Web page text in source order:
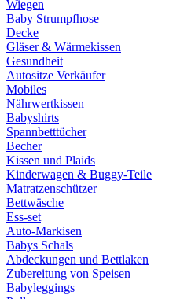
Wiegen
Baby Strumpfhose
Decke
Gläser & Wärmekissen
Gesundheit
Autositze Verkäufer
Mobiles
Nährwertkissen
Babyshirts
Spannbetttücher
Becher
Kissen und Plaids
Kinderwagen & Buggy-Teile
Matratzenschützer
Bettwäsche
Ess-set
Auto-Markisen
Babys Schals
Abdeckungen und Bettlaken
Zubereitung von Speisen
Babyleggings